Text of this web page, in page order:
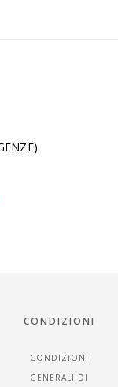
CONDIZIONI
CONDIZIONI
GENERALI DI